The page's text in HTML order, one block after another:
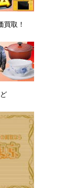
取！